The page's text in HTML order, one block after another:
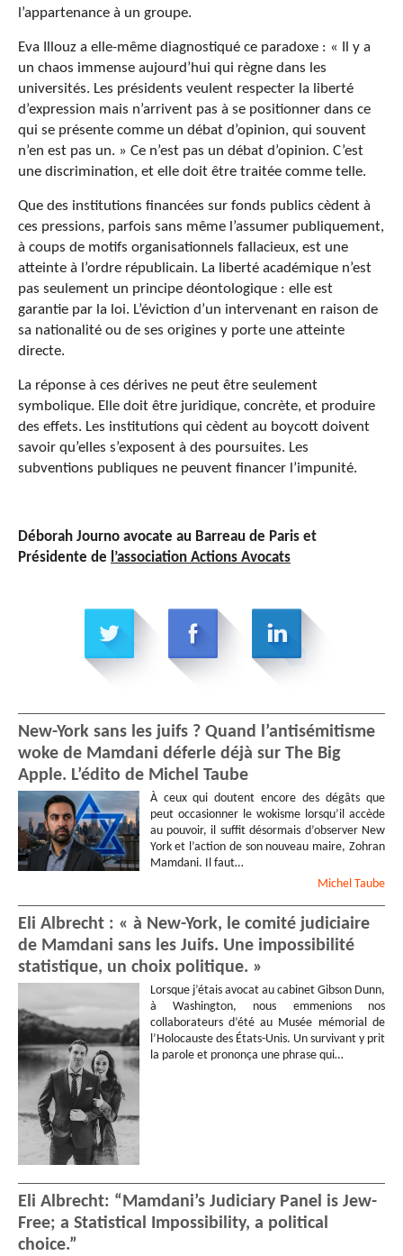
l’appartenance à un groupe.
Eva Illouz a elle-même diagnostiqué ce paradoxe : « Il y a
un chaos immense aujourd’hui qui règne dans les
universités. Les présidents veulent respecter la liberté
d’expression mais n’arrivent pas à se positionner dans ce
qui se présente comme un débat d’opinion, qui souvent
n’en est pas un. » Ce n’est pas un débat d’opinion. C’est
une discrimination, et elle doit être traitée comme telle.
Que des institutions financées sur fonds publics cèdent à
ces pressions, parfois sans même l’assumer publiquement,
à coups de motifs organisationnels fallacieux, est une
atteinte à l’ordre républicain. La liberté académique n’est
pas seulement un principe déontologique : elle est
garantie par la loi. L’éviction d’un intervenant en raison de
sa nationalité ou de ses origines y porte une atteinte
directe.
La réponse à ces dérives ne peut être seulement
symbolique. Elle doit être juridique, concrète, et produire
des effets. Les institutions qui cèdent au boycott doivent
savoir qu’elles s’exposent à des poursuites. Les
subventions publiques ne peuvent financer l’impunité.
Déborah Journo avocate au Barreau de Paris et
Présidente de l’association Actions Avocats
New-York sans les juifs ? Quand l’antisémitisme
woke de Mamdani déferle déjà sur The Big
Apple. L’édito de Michel Taube
À ceux qui doutent encore des dégâts que
peut occasionner le wokisme lorsqu’il accède
au pouvoir, il suffit désormais d’observer New
York et l’action de son nouveau maire, Zohran
Mamdani. Il faut…
Michel Taube
Eli Albrecht : « à New-York, le comité judiciaire
de Mamdani sans les Juifs. Une impossibilité
statistique, un choix politique. »
Lorsque j’étais avocat au cabinet Gibson Dunn,
à Washington, nous emmenions nos
collaborateurs d’été au Musée mémorial de
l’Holocauste des États-Unis. Un survivant y prit
la parole et prononça une phrase qui…
Eli Albrecht: “Mamdani’s Judiciary Panel is Jew-
Free; a Statistical Impossibility, a political
choice.”